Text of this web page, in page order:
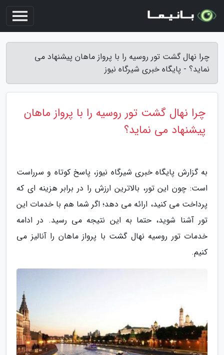
چرا نهال گشت تور روسیه را با پرواز ماهان پیشنهاد می
نماید؟ - پایگاه خبری شیرگاه نیوز
چرا نهال گشت تور روسیه را با پرواز ماهان
پیشنهاد می نماید؟
به گزارش پایگاه خبری شیرگاه نیوز، پاسخ کوتاه و سرراست
است: چون این تور، بالاترین ارزش را در برابر هزینه ای که
پرداخت می کنید، ارائه می دهد؛ اگر شما هم با خدمات این
تور آشنا شوید، حتما به این نتیجه می رسید. در ادامه
خدمات تور روسیه نهال گشت با پرواز ماهان را آنالیز می
کنیم.